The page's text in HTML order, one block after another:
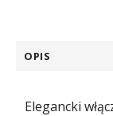
OPIS
Elegancki